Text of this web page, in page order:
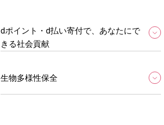
dポイント・d払い寄付で、あなたにで
きる社会貢献
生物多様性保全